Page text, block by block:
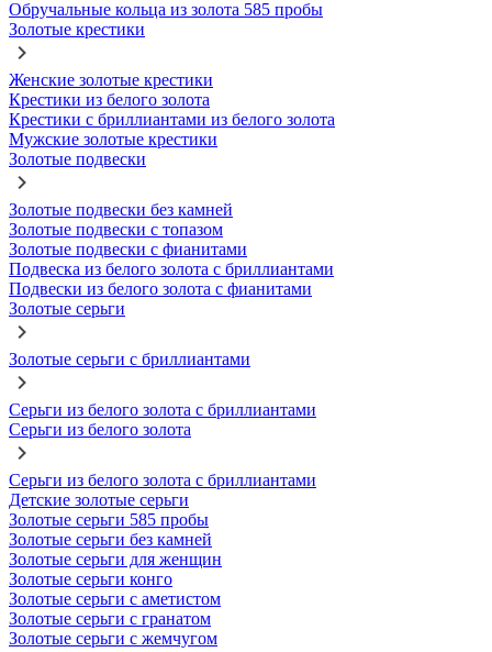
Обручальные кольца из золота 585 пробы
Золотые крестики
Женские золотые крестики
Крестики из белого золота
Крестики с бриллиантами из белого золота
Мужские золотые крестики
Золотые подвески
Золотые подвески без камней
Золотые подвески с топазом
Золотые подвески с фианитами
Подвеска из белого золота с бриллиантами
Подвески из белого золота с фианитами
Золотые серьги
Золотые серьги с бриллиантами
Серьги из белого золота с бриллиантами
Серьги из белого золота
Серьги из белого золота с бриллиантами
Детские золотые серьги
Золотые серьги 585 пробы
Золотые серьги без камней
Золотые серьги для женщин
Золотые серьги конго
Золотые серьги с аметистом
Золотые серьги с гранатом
Золотые серьги с жемчугом